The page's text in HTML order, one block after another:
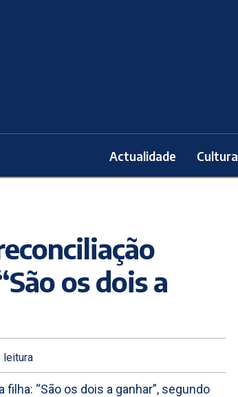
Actualidade Cultura
os dois a
leitura
“São os dois a ganhar”, segundo